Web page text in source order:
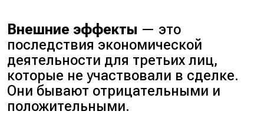
Внешние эффекты — это
последствия экономической
деятельности для третьих лиц,
которые не участвовали в сделке.
Они бывают отрицательными и
положительными.